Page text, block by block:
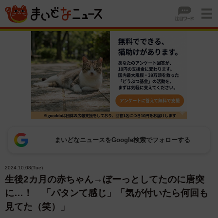
まいどなニュースをGoogle検索でフォローする
2024.10.08(Tue)
生後2カ月の赤ちゃん→ぼーっとしてたのに唐突
に…！ 「パタンて感じ」「気が付いたら何回も
見てた（笑）」